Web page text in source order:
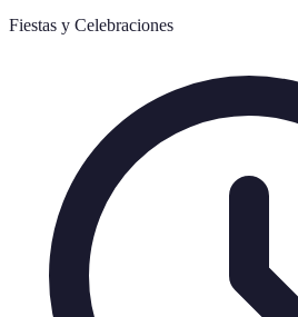
Fiestas y Celebraciones